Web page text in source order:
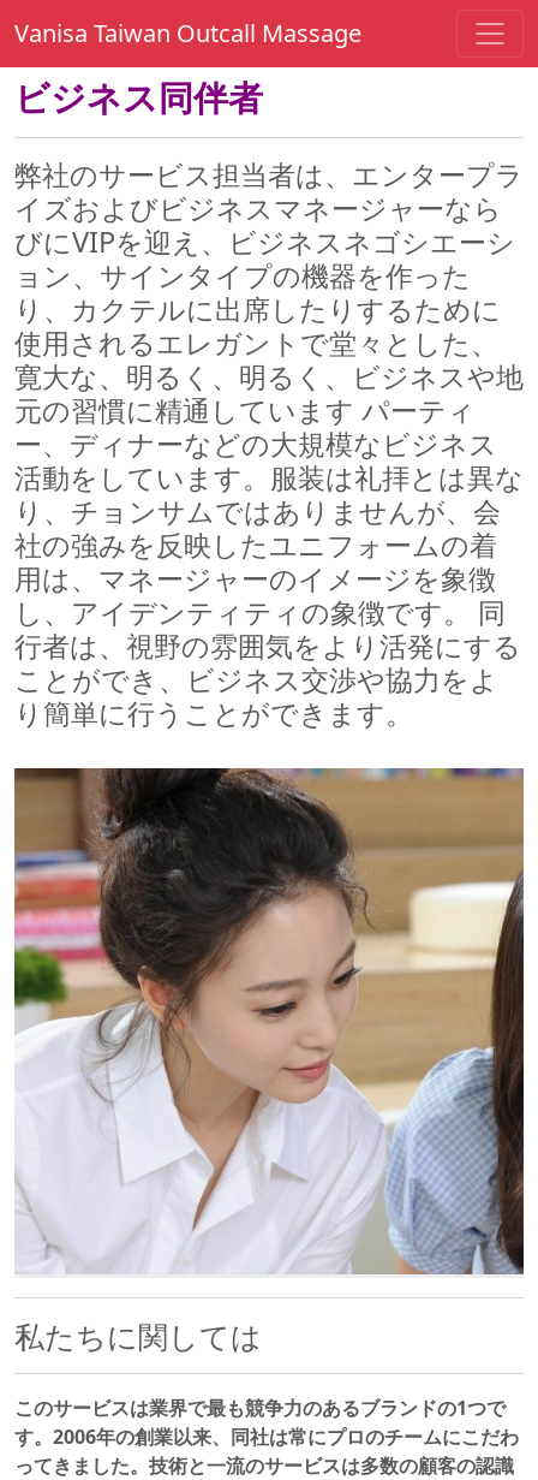
Vanisa Taiwan Outcall Massage
ビジネス同伴者
弊社のサービス担当者は、エンタープラ
イズおよびビジネスマネージャーなら
びにVIPを迎え、ビジネスネゴシエーシ
ョン、サインタイプの機器を作った
り、カクテルに出席したりするために
使用されるエレガントで堂々とした、
寛大な、明るく、明るく、ビジネスや地
元の習慣に精通しています パーティ
ー、ディナーなどの大規模なビジネス
活動をしています。服装は礼拝とは異な
り、チョンサムではありませんが、会
社の強みを反映したユニフォームの着
用は、マネージャーのイメージを象徴
し、アイデンティティの象徴です。 同
行者は、視野の雰囲気をより活発にする
ことができ、ビジネス交渉や協力をよ
り簡単に行うことができます。
500x500
私たちに関しては
このサービスは業界で最も競争力のあるブランドの1つで
す。2006年の創業以来、同社は常にプロのチームにこだわ
ってきました。技術と一流のサービスは多数の顧客の認識